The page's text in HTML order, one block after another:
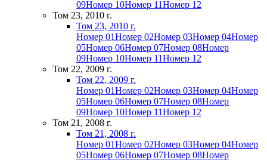
09Номер 10Номер 11Номер 12
Том 23, 2010 г.
Том 23, 2010 г.
Номер 01Номер 02Номер 03Номер 04Номер
05Номер 06Номер 07Номер 08Номер
09Номер 10Номер 11Номер 12
Том 22, 2009 г.
Том 22, 2009 г.
Номер 01Номер 02Номер 03Номер 04Номер
05Номер 06Номер 07Номер 08Номер
09Номер 10Номер 11Номер 12
Том 21, 2008 г.
Том 21, 2008 г.
Номер 01Номер 02Номер 03Номер 04Номер
05Номер 06Номер 07Номер 08Номер